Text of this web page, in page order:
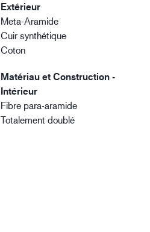
Extérieur
Meta-Aramide
Cuir synthétique
Coton
Matériau et Construction -
Intérieur
Fibre para-aramide
Totalement doublé